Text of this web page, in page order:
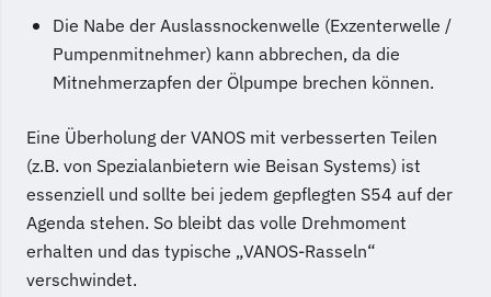
Die Nabe der Auslassnockenwelle (Exzenterwelle /
Pumpenmitnehmer) kann abbrechen, da die
Mitnehmerzapfen der Ölpumpe brechen können.
Eine Überholung der VANOS mit verbesserten Teilen
(z.B. von Spezialanbietern wie Beisan Systems) ist
essenziell und sollte bei jedem gepflegten S54 auf der
Agenda stehen. So bleibt das volle Drehmoment
erhalten und das typische „VANOS-Rasseln“
verschwindet.